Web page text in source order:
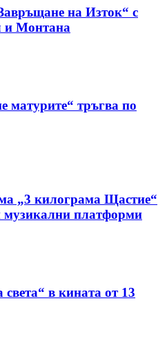
на Изток“ с
и Монтана
тръгва по
„3 килограма Щастие“
музикални платформи
в кината от 13